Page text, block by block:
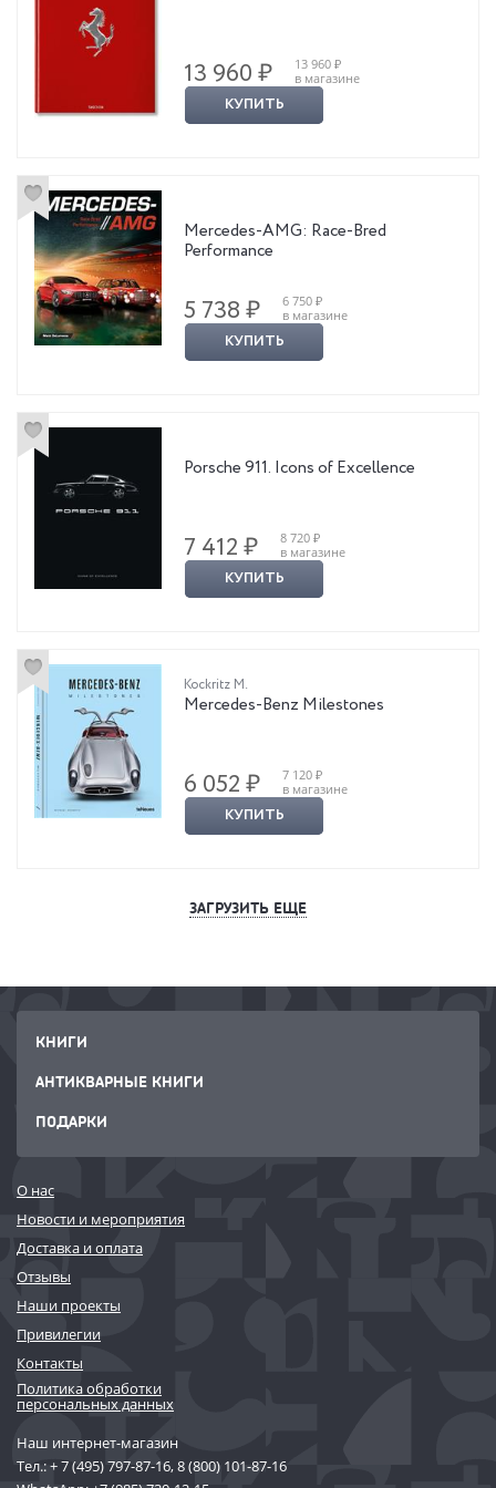
13 960 ₽
13 960 ₽
в магазине
КУПИТЬ
Mercedes-AMG: Race-Bred
Performance
5 738 ₽
6 750 ₽
в магазине
КУПИТЬ
Porsche 911. Icons of Excellence
7 412 ₽
8 720 ₽
в магазине
КУПИТЬ
Kockritz M.
Mercedes-Benz Milestones
6 052 ₽
7 120 ₽
в магазине
КУПИТЬ
ЗАГРУЗИТЬ ЕЩЕ
КНИГИ
АНТИКВАРНЫЕ КНИГИ
ПОДАРКИ
О нас
Новости и мероприятия
Доставка и оплата
Отзывы
Наши проекты
Привилегии
Контакты
Политика обработки
персональных данных
Наш интернет-магазин
Тел.:+ 7 (495) 797-87-16,8 (800) 101-87-16